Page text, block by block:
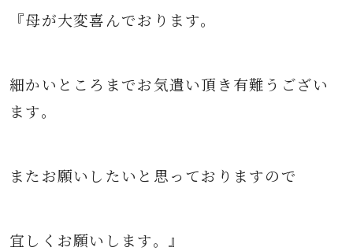
『母が大変喜んでおります。
細かいところまでお気遣い頂き有難うござい
ます。
またお願いしたいと思っておりますので
宜しくお願いします。』